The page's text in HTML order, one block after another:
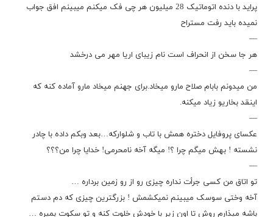
پراید با دنده اتوماتیک 28 میلیون هر چی فک میکنم میبینم افق جواب
نمیده باید رفت مستراح
—
هر جا سخن از انحراف است نام زیبای اریا مهر می درخشد
—
من میدونم بابام صلاح مارو میخاد.برای جهنم میخاد مارو آماده کنه که
اینقد بخاریو زیاد میکنه.
—
عکسای پروفایل دختره همش با تاب و شلوارکه…بعد وبکم داده با چادر
نشسته ! بهش میگم چرا ؟! میگه آخه نامحرمی! خدایا چرا من؟؟؟
—
تو اتاق من کسی جرأت نداره چیزی رو از رو زمین برداره …
آخه وختی سوسک میبینم نمیکشمش ! بزرگترین چیزی که دم دستم
باشه میذارم روش تا اون زیر با خودش خلوت کنه و تو سکوت بمیره …